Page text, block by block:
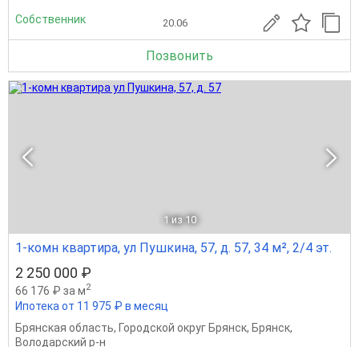
Собственник 20.06
Позвонить
1 из 10
1-комн квартира, ул Пушкина, 57, д. 57, 34 м², 2/4 эт.
2 250 000 ₽
66 176 ₽ за м2
Ипотека от 11 975 ₽ в месяц
Брянская область, Городской округ Брянск, Брянск,
Володарский р-н